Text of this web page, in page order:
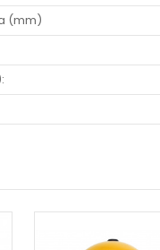
(mm)